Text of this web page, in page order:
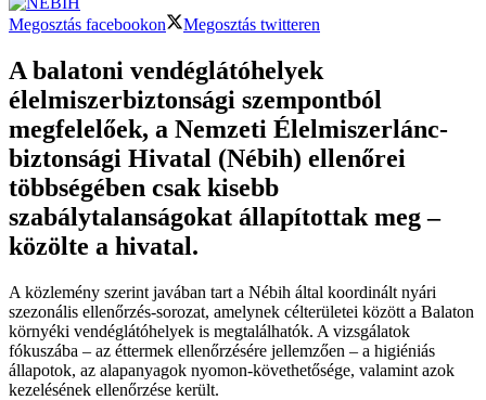
Megosztás facebookon Megosztás twitteren
A balatoni vendéglátóhelyek
élelmiszerbiztonsági szempontból
megfelelőek, a Nemzeti Élelmiszerlánc-
biztonsági Hivatal (Nébih) ellenőrei
többségében csak kisebb
szabálytalanságokat állapítottak meg –
közölte a hivatal.
A közlemény szerint javában tart a Nébih által koordinált nyári
szezonális ellenőrzés-sorozat, amelynek célterületei között a Balaton
környéki vendéglátóhelyek is megtalálhatók. A vizsgálatok
fókuszába – az éttermek ellenőrzésére jellemzően – a higiéniás
állapotok, az alapanyagok nyomon-követhetősége, valamint azok
kezelésének ellenőrzése került.